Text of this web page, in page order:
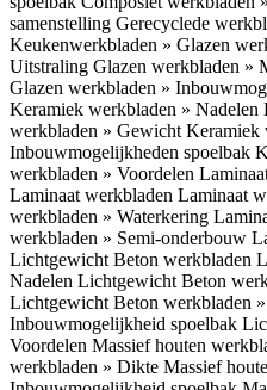
samenstelling Gerecyclede
Keukenwerkbladen » Glazen
Uitstraling Glazen werkbladen »
Glazen werkbladen »
Keramiek werkbladen » Nadelen
werkbladen » Gewicht Keramiek
Inbouwmogelijkheden spoelbak
werkbladen » Voordelen
Laminaat werkbladen Laminaat
werkbladen » Waterkering
werkbladen » Semi-onderbouw
Lichtgewicht Beton werkbladen
Nadelen Lichtgewicht Beton
Lichtgewicht Beton werkbladen
Inbouwmogelijkheid spoelbak
Voordelen Massief houten
werkbladen » Dikte Massief